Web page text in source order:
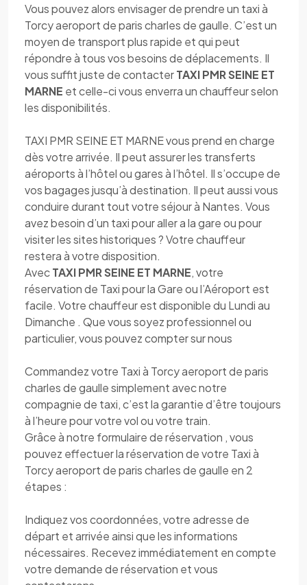
Vous pouvez alors envisager de prendre un taxi à
Torcy aeroport de paris charles de gaulle. C’est un
moyen de transport plus rapide et qui peut
répondre à tous vos besoins de déplacements. Il
vous suffit juste de contacterTAXI PMR SEINE ET
MARNE et celle-ci vous enverra un chauffeur selon
les disponibilités.
TAXI PMR SEINE ET MARNE vous prend en charge
dès votre arrivée. Il peut assurer les transferts
aéroports à l’hôtel ou gares à l’hôtel. Il s’occupe de
vos bagages jusqu’à destination. Il peut aussi vous
conduire durant tout votre séjour à Nantes. Vous
avez besoin d’un taxi pour aller a la gare ou pour
visiter les sites historiques ? Votre chauffeur
restera à votre disposition.
AvecTAXI PMR SEINE ET MARNE, votre
réservation de Taxi pour la Gare ou l’Aéroport est
facile. Votre chauffeur est disponible du Lundi au
Dimanche . Que vous soyez professionnel ou
particulier, vous pouvez compter sur nous
Commandez votre Taxi à Torcy aeroport de paris
charles de gaulle simplement avec notre
compagnie de taxi, c’est la garantie d’être toujours
à l’heure pour votre vol ou votre train.
Grâce à notre formulaire de réservation , vous
pouvez effectuer la réservation de votre Taxi à
Torcy aeroport de paris charles de gaulle en 2
étapes :
Indiquez vos coordonnées, votre adresse de
départ et arrivée ainsi que les informations
nécessaires. Recevez immédiatement en compte
votre demande de réservation et vous